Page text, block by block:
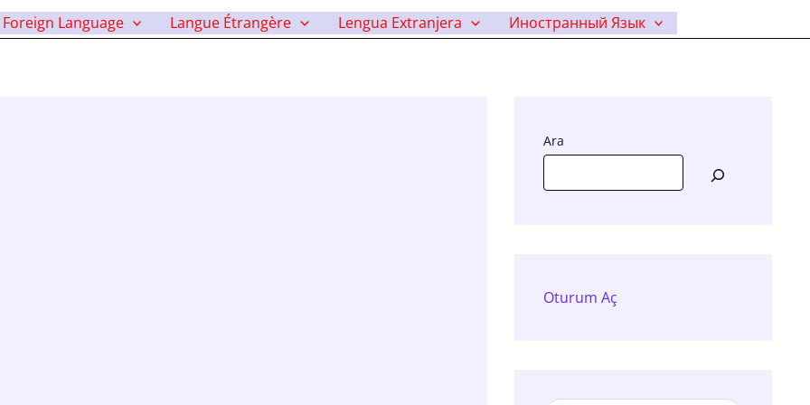
Foreign Language Langue Étrangère Lengua Extranjera Иностранный Язык
Ara
Oturum Aç